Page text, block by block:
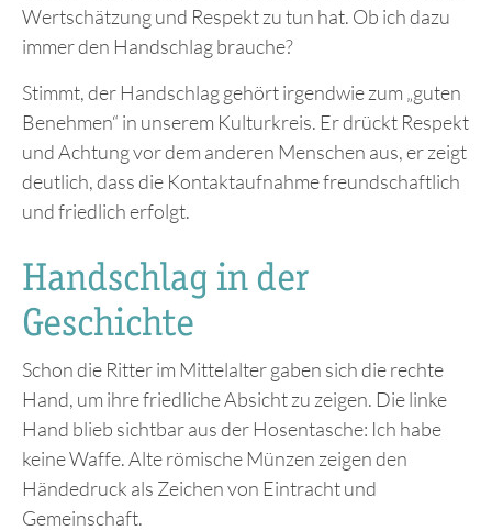
Wertschätzung und Respekt zu tun hat. Ob ich dazu
immer den Handschlag brauche?
Stimmt, der Handschlag gehört irgendwie zum „guten
Benehmen“ in unserem Kulturkreis. Er drückt Respekt
und Achtung vor dem anderen Menschen aus, er zeigt
deutlich, dass die Kontaktaufnahme freundschaftlich
und friedlich erfolgt.
Handschlag in der
Geschichte
Schon die Ritter im Mittelalter gaben sich die rechte
Hand, um ihre friedliche Absicht zu zeigen. Die linke
Hand blieb sichtbar aus der Hosentasche: Ich habe
keine Waffe. Alte römische Münzen zeigen den
Händedruck als Zeichen von Eintracht und
Gemeinschaft.